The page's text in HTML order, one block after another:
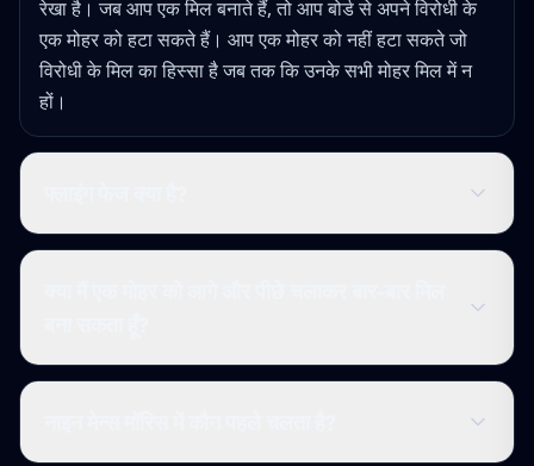
रेखा है। जब आप एक मिल बनाते हैं, तो आप बोर्ड से अपने विरोधी के
एक मोहर को हटा सकते हैं। आप एक मोहर को नहीं हटा सकते जो
विरोधी के मिल का हिस्सा है जब तक कि उनके सभी मोहर मिल में न
हों।